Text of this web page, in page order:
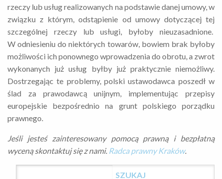
rzeczy lub usług realizowanych na podstawie danej umowy, w
związku z którym, odstąpienie od umowy dotyczącej tej
szczególnej rzeczy lub usługi, byłoby nieuzasadnione.
W odniesieniu do niektórych towarów, bowiem brak byłoby
możliwości ich ponownego wprowadzenia do obrotu, a zwrot
wykonanych już usług byłby już praktycznie niemożliwy.
Dostrzegając te problemy, polski ustawodawca poszedł w
ślad za prawodawcą unijnym, implementując przepisy
europejskie bezpośrednio na grunt polskiego porządku
prawnego.
Jeśli jesteś zainteresowany pomocą prawną i bezpłatną
wyceną skontaktuj się z nami. Radca prawny Kraków.